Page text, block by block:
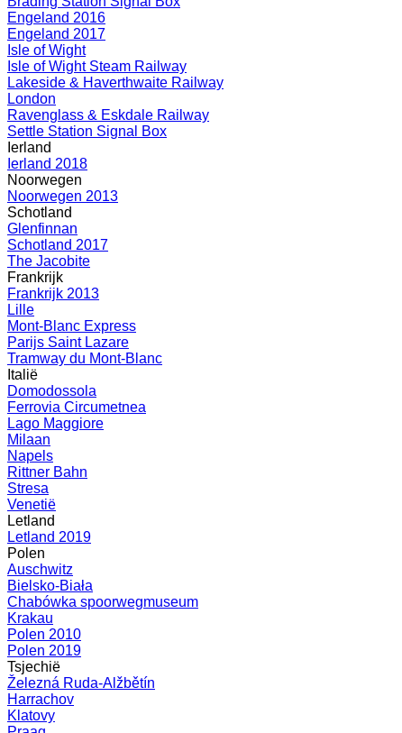
Engeland 2016
Engeland 2017
Isle of Wight
Isle of Wight Steam Railway
Lakeside & Haverthwaite Railway
London
Ravenglass & Eskdale Railway
Settle Station Signal Box
Ierland
Ierland 2018
Noorwegen
Noorwegen 2013
Schotland
Glenfinnan
Schotland 2017
The Jacobite
Frankrijk
Frankrijk 2013
Lille
Mont-Blanc Express
Parijs Saint Lazare
Tramway du Mont-Blanc
Italië
Domodossola
Ferrovia Circumetnea
Lago Maggiore
Milaan
Napels
Rittner Bahn
Stresa
Venetië
Letland
Letland 2019
Polen
Auschwitz
Bielsko-Biała
Chabówka spoorwegmuseum
Krakau
Polen 2010
Polen 2019
Tsjechië
Železná Ruda-Alžbětín
Harrachov
Klatovy